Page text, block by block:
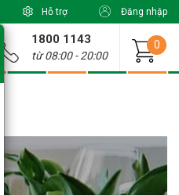
Hỗ trợ Đăng nhập
1800 1143
từ 08:00 - 20:00
0